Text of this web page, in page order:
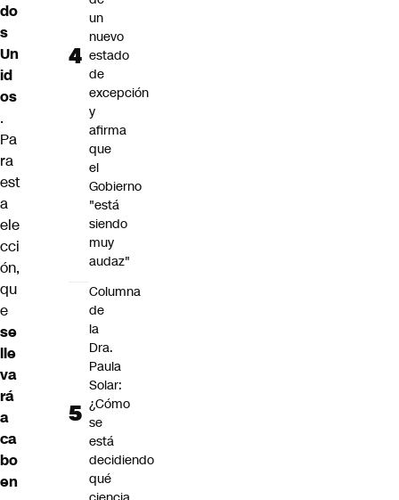
do
s
Un
id
os
.
Pa
ra
est
a
ele
cci
ón,
qu
e
se
lle
va
rá
a
ca
bo
en
un
nuevo
estado
de
excepción
y
afirma
que
el
Gobierno
"está
siendo
muy
audaz"
Columna
de
la
Dra.
Paula
Solar:
¿Cómo
se
está
decidiendo
qué